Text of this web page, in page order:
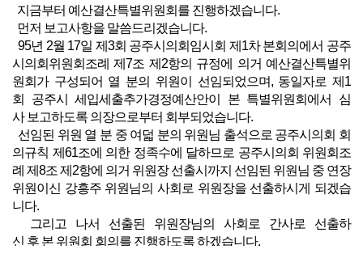
지금부터 예산결산특별위원회를 진행하겠습니다.
먼저 보고사항을 말씀드리겠습니다.
95년 2월 17일 제3회 공주시의회임시회 제1차 본회의에서 공주
시의회위원회조례 제7조 제2항의 규정에 의거 예산결산특별위
원회가 구성되어 열 분의 위원이 선임되었으며, 동일자로 제1
회 공주시 세입세출추가경정예산안이 본 특별위원회에서 심
사 보고하도록 의장으로부터 회부되었습니다.
선임된 위원 열 분 중 여덟 분의 위원님 출석으로 공주시의회 회
의규칙 제61조에 의한 정족수에 달하므로 공주시의회 위원회조
례 제8조 제2항에 의거 위원장 선출시까지 선임된 위원님 중 연장
위원이신 강흥주 위원님의 사회로 위원장을 선출하시게 되겠습
니다.
그리고 나서 선출된 위원장님의 사회로 간사로 선출하
신 후 본 위원회 회의를 진행하도록 하겠습니다.